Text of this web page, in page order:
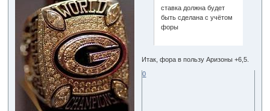
ставка должна будет
быть сделана с учётом
форы
Итак, фора в пользу Аризоны +6,5.
0